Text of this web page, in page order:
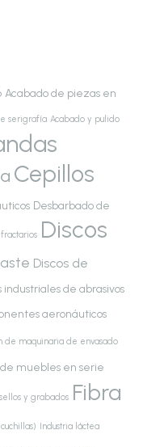
Acabado de piezas en
serigrafía Acabado y pulido
Cepillos
Desbarbado de
Discos
Discos de
industriales de abrasivos
aeronáuticos
de maquinaria de envasado
muebles en serie
y grabados Fibra
Industria láctea